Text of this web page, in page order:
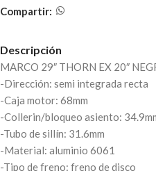
Compartir:
Descripción
MARCO 29″ THORN EX 20″
-Dirección: semi integrada recta
-Caja motor: 68mm
-Collerin/bloqueo asiento:
-Tubo de sillín: 31.6mm
-Material: aluminio 6061
-Tipo de freno: freno de disco